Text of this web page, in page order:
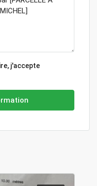
j'accepte